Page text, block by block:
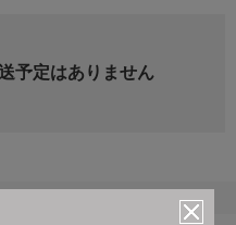
予定はありません